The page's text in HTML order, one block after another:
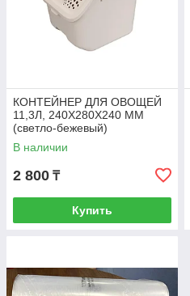
КОНТЕЙНЕР ДЛЯ ОВОЩЕЙ
11,3Л, 240Х280Х240 ММ
(светло-бежевый)
В наличии
2 800 ₸
Купить